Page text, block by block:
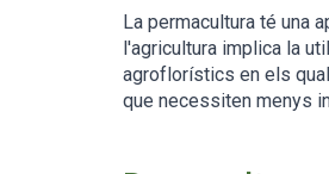
La permacultura té una
l'agricultura implica la
agroflorístics en els
que necessiten menys